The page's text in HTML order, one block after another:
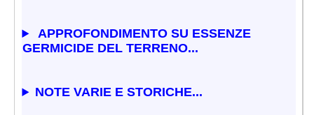
APPROFONDIMENTO SU ESSENZE
GERMICIDE DEL TERRENO...
NOTE VARIE E STORICHE...